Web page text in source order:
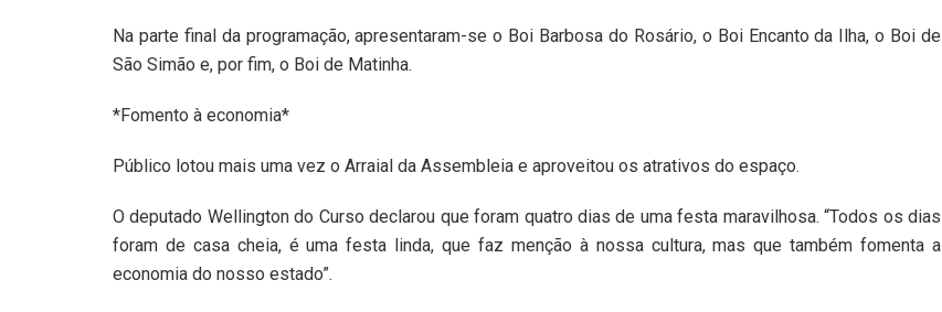
Na parte final da programação, apresentaram-se o Boi Barbosa do Rosário, o Boi Encanto da Ilha, o Boi de
São Simão e, por fim, o Boi de Matinha.
*Fomento à economia*
Público lotou mais uma vez o Arraial da Assembleia e aproveitou os atrativos do espaço.
O deputado Wellington do Curso declarou que foram quatro dias de uma festa maravilhosa. “Todos os dias
foram de casa cheia, é uma festa linda, que faz menção à nossa cultura, mas que também fomenta a
economia do nosso estado”.